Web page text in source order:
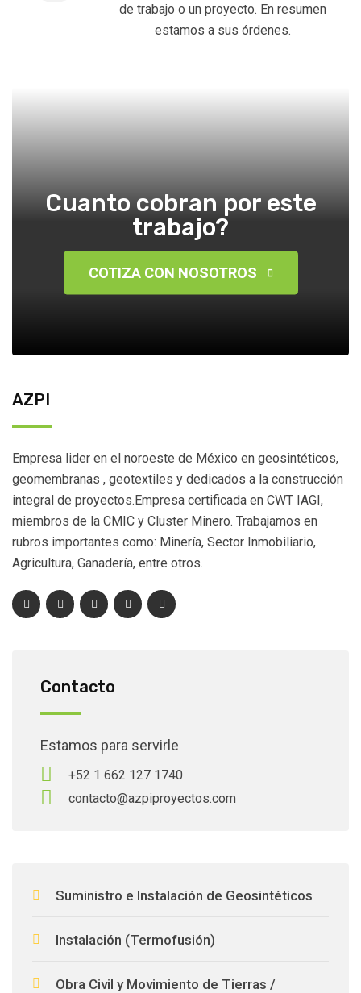
de trabajo o un proyecto. En resumen
estamos a sus órdenes.
Cuanto cobran por este
trabajo?
COTIZA CON NOSOTROS
AZPI
Empresa lider en el noroeste de México en geosintéticos,
geomembranas , geotextiles y dedicados a la construcción
integral de proyectos.Empresa certificada en CWT IAGI,
miembros de la CMIC y Cluster Minero. Trabajamos en
rubros importantes como: Minería, Sector Inmobiliario,
Agricultura, Ganadería, entre otros.
Contacto
Estamos para servirle
+52 1 662 127 1740
contacto@azpiproyectos.com
Suministro e Instalación de Geosintéticos
Instalación (Termofusión)
Obra Civil y Movimiento de Tierras /